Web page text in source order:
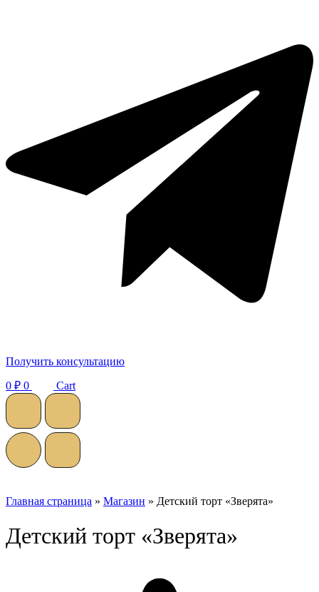
Получить консультацию
0 ₽ 0 Cart
Главная страница » Магазин » Детский торт «Зверята»
Детский торт «Зверята»